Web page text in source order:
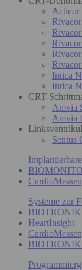
Acticor
Intica
Intica
CRT-
Amvia
Amvia
Sentus
Systeme zur
BIOTRONIK
HeartInsight
BIOTRONIK